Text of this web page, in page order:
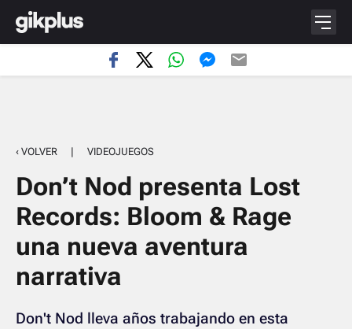
‹ VOLVER | VIDEOJUEGOS
Don’t Nod presenta Lost
Records: Bloom & Rage
una nueva aventura
narrativa
Don't Nod lleva años trabajando en esta